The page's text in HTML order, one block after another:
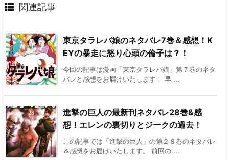
関連記事
東京タラレバ娘のネタバレ7巻＆感想！K
EYの暴走に怒り心頭の倫子は？！
今回の記事は漫画「東京タラレバ娘」第７巻のネタ
バレと感想をお届けいたします！ 早 ...
進撃の巨人の最新刊ネタバレ28巻&感
想！エレンの裏切りとジークの過去！
この記事では「進撃の巨人」の第２８巻のネタバレ
＆感想をお届けいたします。 前回の ...